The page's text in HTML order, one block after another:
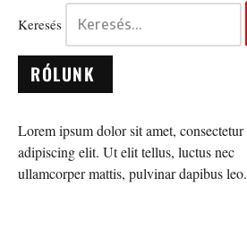
Keresés
RÓLUNK
Lorem ipsum dolor sit amet, consectetur
adipiscing elit. Ut elit tellus, luctus nec
ullamcorper mattis, pulvinar dapibus leo.